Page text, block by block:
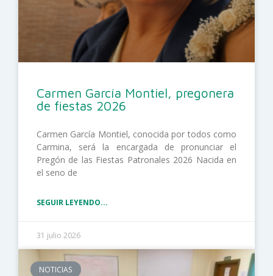
Carmen García Montiel, pregonera
de fiestas 2026
Carmen García Montiel, conocida por todos como
Carmina, será la encargada de pronunciar el
Pregón de las Fiestas Patronales 2026 Nacida en
el seno de
SEGUIR LEYENDO...
31 julio 2026
NOTICIAS